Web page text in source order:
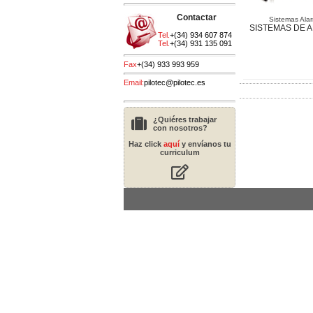
Contactar
Tel. +(34) 934 607 874
Tel. +(34) 931 135 091
Fax+(34) 933 993 959
Email:pilotec@pilotec.es
¿Quiéres trabajar
con nosotros?
Haz click aquíy envíanos tu
curriculum
Sistemas
SISTEMAS DE